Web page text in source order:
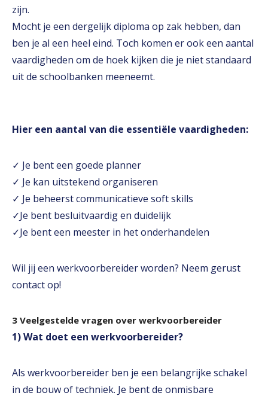
zijn.
Mocht je een dergelijk diploma op zak hebben, dan
ben je al een heel eind. Toch komen er ook een aantal
vaardigheden om de hoek kijken die je niet standaard
uit de schoolbanken meeneemt.
Hier een aantal van die essentiële vaardigheden:
✓ Je bent een goede planner
✓ Je kan uitstekend organiseren
✓ Je beheerst communicatieve soft skills
✓Je bent besluitvaardig en duidelijk
✓Je bent een meester in het onderhandelen
Wil jij een werkvoorbereider worden? Neem gerust
contact op!
3 Veelgestelde vragen over werkvoorbereider
1) Wat doet een werkvoorbereider?
Als werkvoorbereider ben je een belangrijke schakel
in de bouw of techniek. Je bent de onmisbare